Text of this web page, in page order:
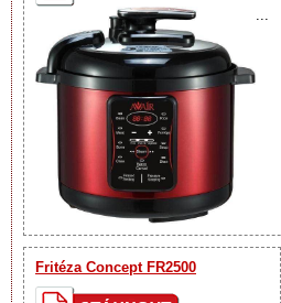
Fritéza Concept FR2500